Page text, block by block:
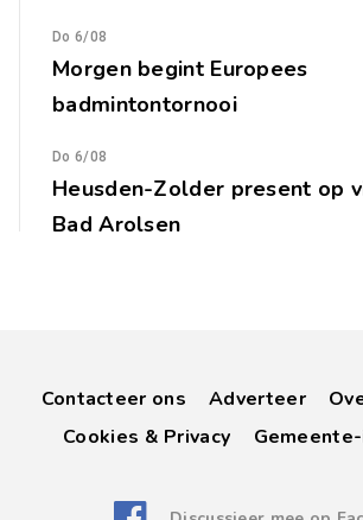
Do 6/08
Morgen begint Europees
badmintontornooi
Do 6/08
Heusden-Zolder present op
Bad Arolsen
Contacteer ons Adverteer
Cookies & Privacy